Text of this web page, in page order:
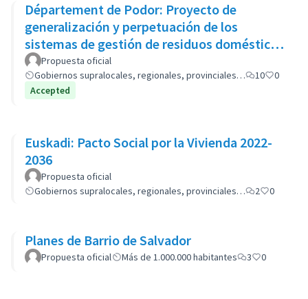
Département de Podor: Proyecto de
generalización y perpetuación de los
sistemas de gestión de residuos domésticos
(GP-GOM).
Propuesta oficial
Gobiernos supralocales, regionales, provinciales…
10
0
Accepted
Euskadi: Pacto Social por la Vivienda 2022-
2036
Propuesta oficial
Gobiernos supralocales, regionales, provinciales…
2 0
Planes de Barrio de Salvador
Propuesta oficial Más de 1.000.000 habitantes 3 0